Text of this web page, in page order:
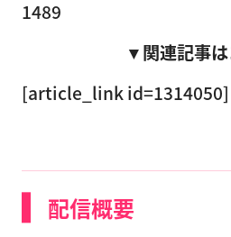
1489
▼関連記事
[article_link id=1314050]
配信概要